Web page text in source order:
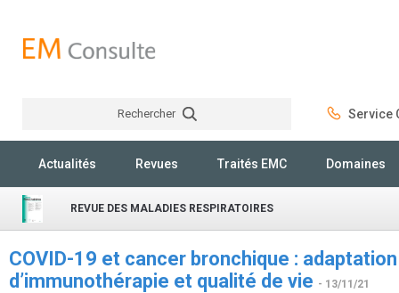
Rechercher Service
Actualités Revues Traités EMC Domaines
REVUE DES MALADIES RESPIRATOIRES
COVID-19 et cancer bronchique :
d’immunothérapie et qualité de vie - 13/11/21